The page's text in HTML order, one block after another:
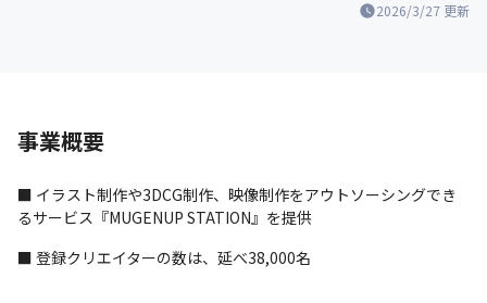
2026/3/27 更新
事業概要
■ イラスト制作や3DCG制作、映像制作をアウトソーシングでき
るサービス『MUGENUP STATION』を提供
■ 登録クリエイターの数は、延べ38,000名